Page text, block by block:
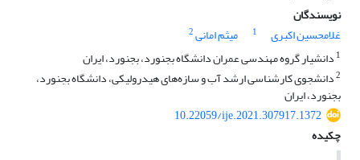
نویسندگان
غلامحسین اکبری
1 میثم امانی2
1 دانشیار گروه مهندسی عمران دانشگاه بجنورد، بجنورد، ایران
2دانشجوی کارشناسی ارشد آب و سازه‌های هیدرولیکی، دانشگاه بجنورد،
بجنورد، ایران
10.22059/ije.2021.307917.1372
چکیده